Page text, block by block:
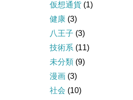
仮想通貨 (1)
健康 (3)
八王子 (3)
技術系 (11)
未分類 (9)
漫画 (3)
社会 (10)